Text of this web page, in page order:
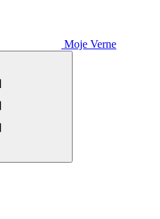
Moje Verne